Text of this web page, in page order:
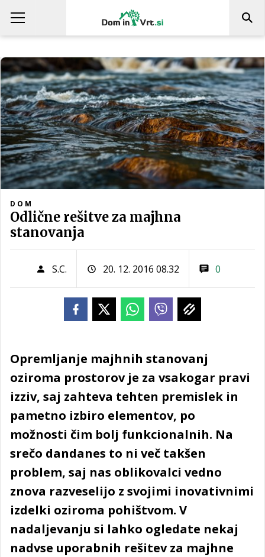
DOM
Odlične rešitve za majhna
stanovanja
S.C. 20. 12. 2016 08.32 0
Opremljanje majhnih stanovanj
oziroma prostorov je za vsakogar pravi
izziv, saj zahteva tehten premislek in
pametno izbiro elementov, po
možnosti čim bolj funkcionalnih. Na
srečo dandanes to ni več takšen
problem, saj nas oblikovalci vedno
znova razveselijo z svojimi inovativnimi
izdelki oziroma pohištvom. V
nadaljevanju si lahko ogledate nekaj
nadvse uporabnih rešitev za majhne